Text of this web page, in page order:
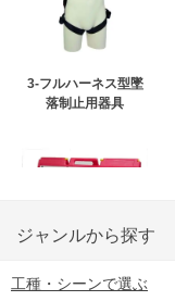
3-フルハーネス型墜
落制止用器具
6-矢印板/LED矢印板
ジャンルから探す
工種・シーンで選ぶ